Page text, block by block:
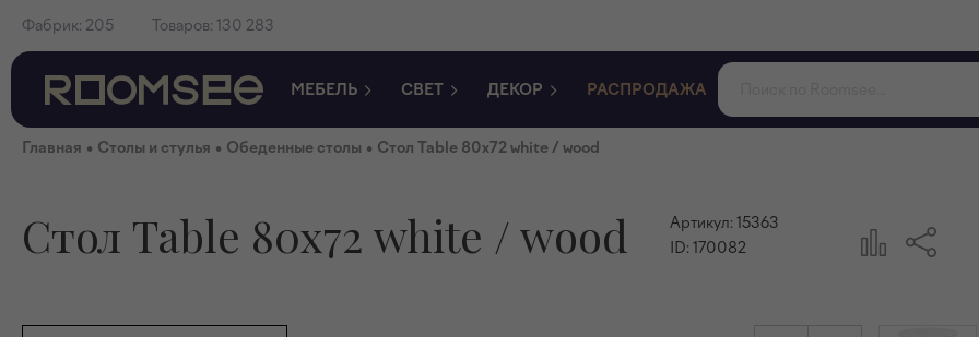
Фабрик: 205 Товаров: 130 283
МЕБЕЛЬ СВЕТ ДЕКОР РАСПРОДАЖА
Главная • Столы и стулья • Обеденные столы • Стол Table 80х72 white / wood
Стол Table 80х72 white / wood Артикул: 15363
ID: 170082